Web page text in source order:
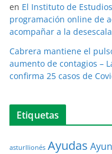
en El Instituto de
programación online de
acompañar a la
Cabrera mantiene el
aumento de contagios –
confirma 25 casos de
Etiquetas
asturllionés Ayudas